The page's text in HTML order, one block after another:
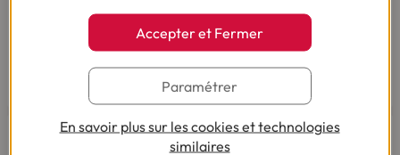
Par téléphone
Du lundi au vendredi de 8h00 à 19h00
Le samedi de 8h00 à 14h00.
03 28 09 21 18(Appel non surtaxé - coût selon
opérateur).
Accepter et Fermer
Paramétrer
En savoir plus sur les cookies et technologies
similaires